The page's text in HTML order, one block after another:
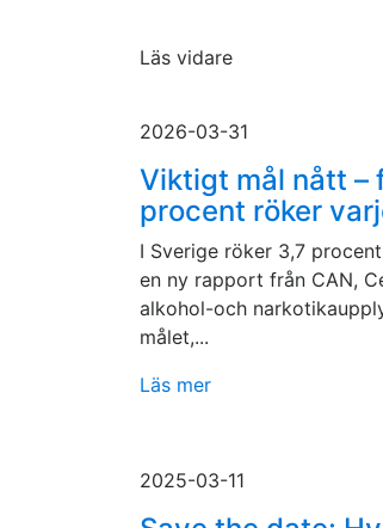
Läs vidare
2026-03-31
Viktigt mål nått –
procent röker
I Sverige röker 3,7
en ny rapport från CAN,
alkohol-och
målet,...
Läs mer
2025-03-11